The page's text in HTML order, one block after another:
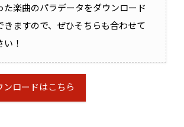
た楽曲のパラデータをダウンロード
きますので、ぜひそちらも合わせて
！
ンロードはこちら